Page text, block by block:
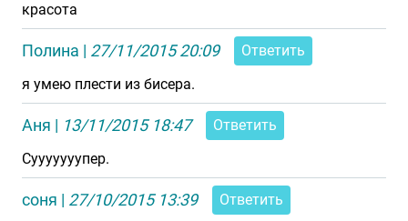
красота
Полина | 27/11/2015 20:09
Ответить
я умею плести из бисера.
Аня | 13/11/2015 18:47
Ответить
Сууууууупер.
соня | 27/10/2015 13:39
Ответить